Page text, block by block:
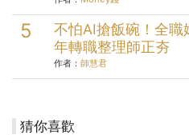
不怕AI搶飯碗！全職
年轉職整理師正夯
作者： 師慧君
猜你喜歡